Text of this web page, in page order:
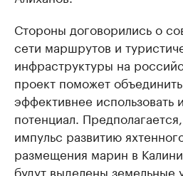
Стороны договорились о
сети маршрутов и
инфраструктуры на
проект поможет
эффективнее использовать
потенциал.
импульс развитию
размещения марин в
будут выделены земельные